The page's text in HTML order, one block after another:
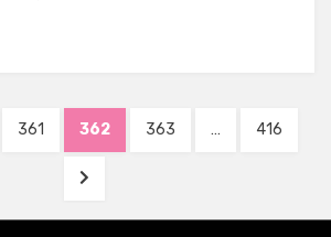
PÁGINA
361 PÁGINA
362 PÁGINA
363 … PÁGINA
416
SIGUIENTE